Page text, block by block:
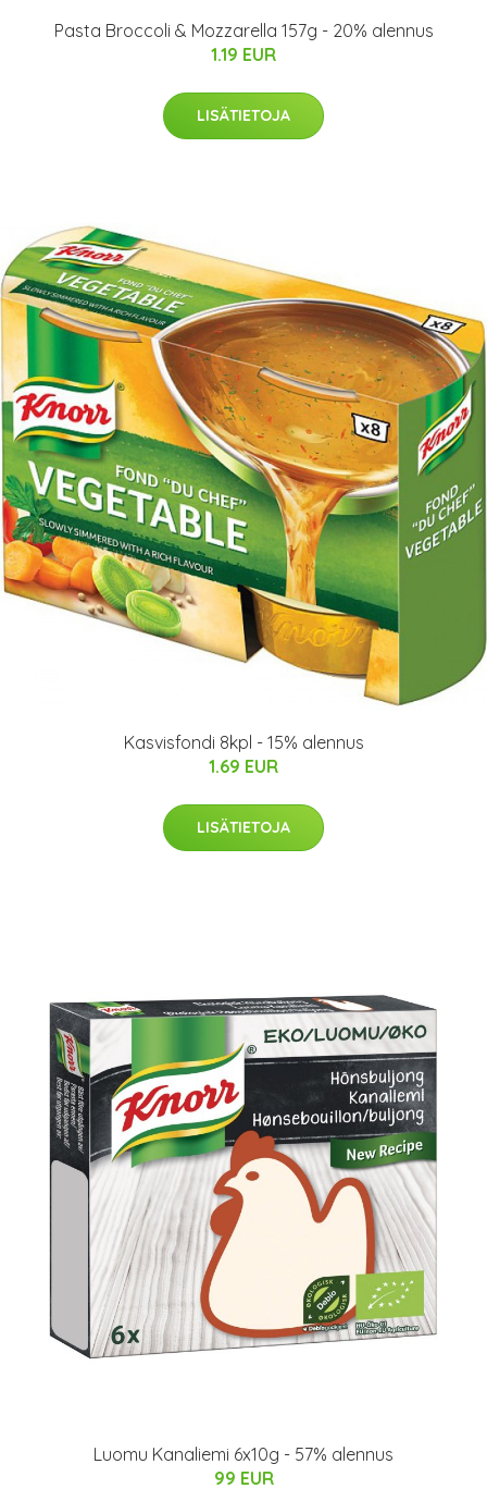
Pasta Broccoli & Mozzarella 157g - 20% alennus
1.19 EUR
LISÄTIETOJA
Kasvisfondi 8kpl - 15% alennus
1.69 EUR
LISÄTIETOJA
Luomu Kanaliemi 6x10g - 57% alennus
99 EUR